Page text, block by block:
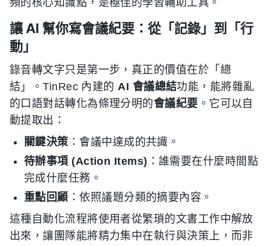
頻的核心知識點，是極佳的學習輔助工具。
讓 AI 幫你寫會議紀要：從「記錄」到「行
動」
錄音轉文字只是第一步，真正的價值在於「總
結」。TinRec 內建的AI 會議總結功能，能將雜亂
的口語對話轉化為條理分明的會議紀要 。它可以自
動提取出：
關鍵決策：會議中達成的共識。
待辦事項 (Action Items) ：誰需要在什麼時間點
完成什麼任務。
重點回顧 ：依照議題分類的摘要內容。
這種自動化流程將使用者從繁瑣的文書工作中解放
出來，讓團隊能將精力集中在執行與決策上，而非